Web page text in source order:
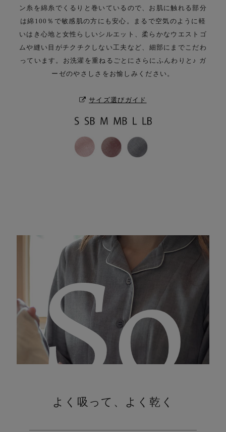
ン糸を綿糸でくるりと巻いているので、お肌に触れる部分
は綿100％で敏感肌の方にも安心。
まるで空気のように軽
いはき心地と女性らしいシルエット、柔らかなウエストゴ
ムや縫い目がチクチクしない工夫など、細部にまでこだわ
っています。 お洗濯を重ねるごとにさらにふんわりと♪ ガ
ーゼのやさしさをお愉しみください。
サイズ選びガイド
So
よく吸って、よく乾く